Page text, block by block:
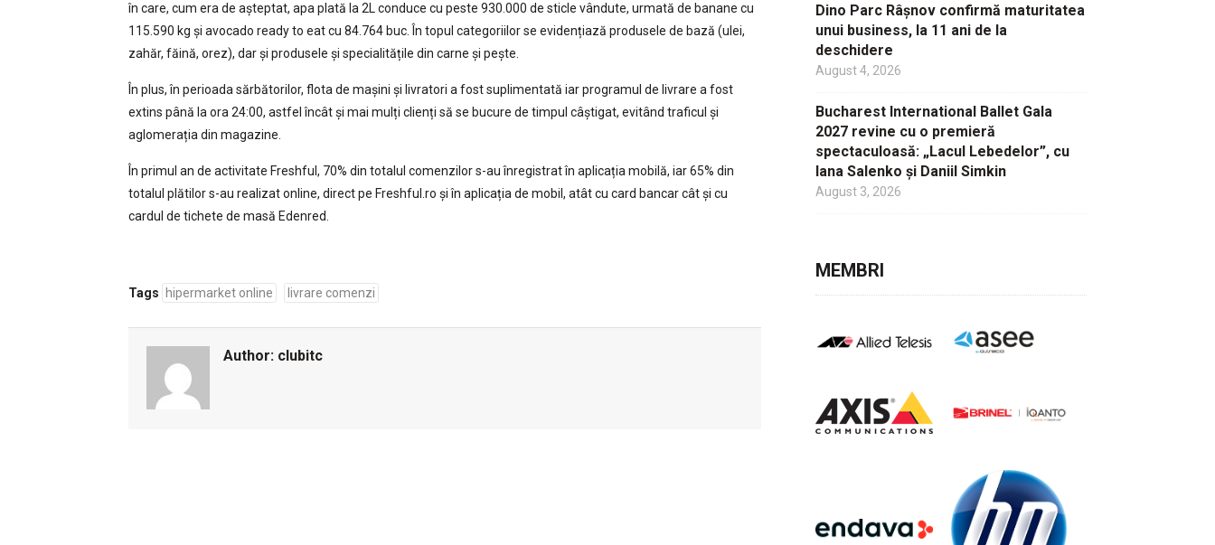
în care, cum era de așteptat, apa plată la 2L conduce cu peste 930.000 de sticle vândute, urmată de banane cu
115.590 kg și avocado ready to eat cu 84.764 buc. În topul categoriilor se evidențiază produsele de bază (ulei,
zahăr, făină, orez), dar și produsele și specialitățile din carne și pește.
În plus, în perioada sărbătorilor, flota de mașini și livratori a fost suplimentată iar programul de livrare a fost
extins până la ora 24:00, astfel încât și mai mulți clienți să se bucure de timpul câștigat, evitând traficul și
aglomerația din magazine.
În primul an de activitate Freshful, 70% din totalul comenzilor s-au înregistrat în aplicația mobilă, iar 65% din
totalul plătilor s-au realizat online, direct pe Freshful.ro și în aplicația de mobil, atât cu card bancar cât și cu
cardul de tichete de masă Edenred.
Tags hipermarket online livrare comenzi
Author: clubitc
Dino Parc Râșnov confirmă maturitatea
unui business, la 11 ani de la
deschidere
August 4, 2026
Bucharest International Ballet Gala
2027 revine cu o premieră
spectaculoasă: „Lacul Lebedelor”, cu
Iana Salenko și Daniil Simkin
August 3, 2026
MEMBRI